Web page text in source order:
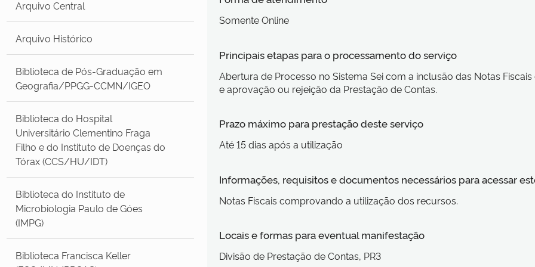
Arquivo Central
Arquivo Histórico
Biblioteca de Pós-Graduação em
Geografia/PPGG-CCMN/IGEO
Biblioteca do Hospital
Universitário Clementino Fraga
Filho e do Instituto de Doenças do
Tórax (CCS/HU/IDT)
Biblioteca do Instituto de
Microbiologia Paulo de Góes
(IMPG)
Biblioteca Francisca Keller
Somente Online
Principais etapas para o processamento do serviço
Abertura de Processo no Sistema Sei com a inclusão das Notas
e aprovação ou rejeição da Prestação de Contas.
Prazo máximo para prestação deste serviço
Até 15 dias após a utilização
Informações, requisitos e documentos necessários para acessar
Notas Fiscais comprovando a utilização dos recursos.
Locais e formas para eventual manifestação
Divisão de Prestação de Contas, PR3